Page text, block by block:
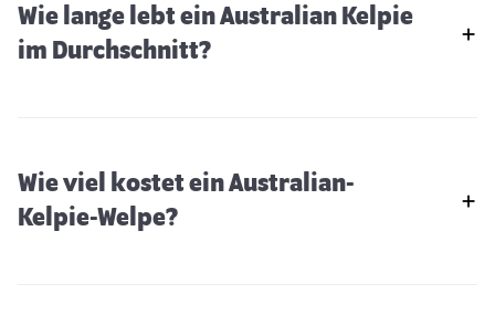
Wie lange lebt ein Australian Kelpie
im Durchschnitt?
Wie viel kostet ein Australian-
Kelpie-Welpe?